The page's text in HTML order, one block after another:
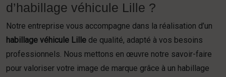
d’habillage véhicule Lille ?
Notre entreprise vous accompagne dans la réalisation d’un
habillage véhicule Lille de qualité, adapté à vos besoins
professionnels. Nous mettons en œuvre notre savoir-faire
pour valoriser votre image de marque grâce à un habillage